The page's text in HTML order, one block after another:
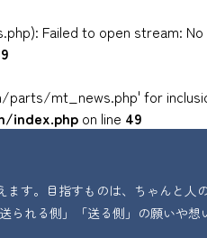
Failed to open stream: No
parts/mt_news.php' for
index.php on line 49
す。目指すものは、ちゃんと人
られる側」「送る側」の願いや